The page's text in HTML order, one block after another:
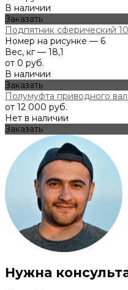
В наличии
Заказать
Подпятник сферический
Номер на рисунке — 6
Вес, кг — 18,1
от 0 руб.
В наличии
Заказать
Полумуфта приводного
от 12 000 руб.
Нет в наличии
Заказать
Нужна